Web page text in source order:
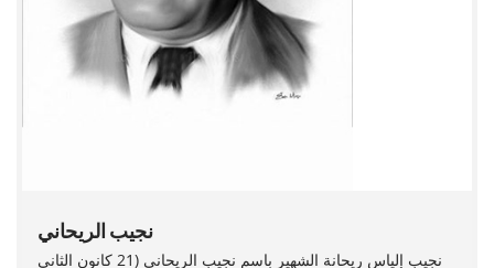
نجيب الريحاني
نجيب إلياس ريحانة الشهير باسم نجيب الريحاني (21 كانون الثاني